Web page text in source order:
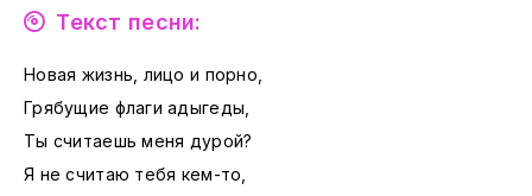
Текст песни:
Новая жизнь, лицо и порно,
Грябущие флаги адыгеды,
Ты считаешь меня дурой?
Я не считаю тебя кем-то,